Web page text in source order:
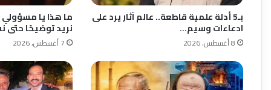
بـ5 أدلة علمية قاطعة.. عالم آثار يرد على
ادعاءات وسيم…
8 أغسطس، 2026
ما هذا يا مسؤولي
نريد توضيحًا حتى
7 أغسطس، 2026